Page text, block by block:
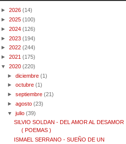
► 2026 (14)
► 2025 (100)
► 2024 (126)
► 2023 (194)
► 2022 (244)
► 2021 (175)
▼ 2020 (220)
►diciembre (1)
►octubre (1)
►septiembre (21)
►agosto (23)
▼julio (39)
SILVIO SOLDAN - DEL AMOR AL DESAMOR
( POEMAS )
ISMAEL SERRANO - SUEÑO DE UN